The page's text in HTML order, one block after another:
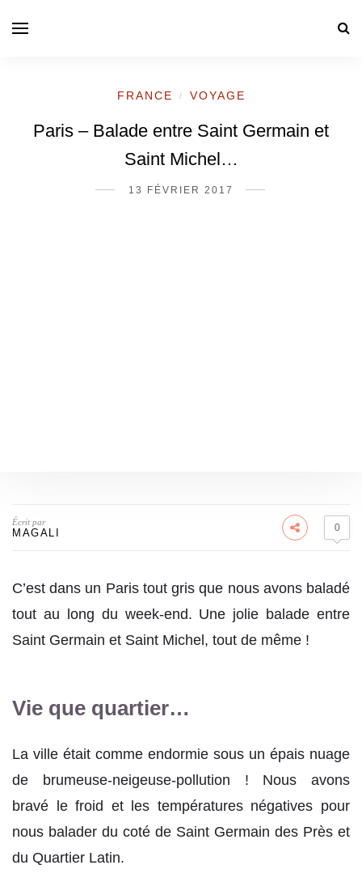
FRANCE / VOYAGE
Paris – Balade entre Saint Germain et
Saint Michel…
13 FÉVRIER 2017
Écrit par
MAGALI 0
C’est dans un Paris tout gris que nous avons baladé
tout au long du week-end. Une jolie balade entre
Saint Germain et Saint Michel, tout de même !
Vie que quartier…
La ville était comme endormie sous un épais nuage
de brumeuse-neigeuse-pollution ! Nous avons
bravé le froid et les températures négatives pour
nous balader du coté de Saint Germain des Près et
du Quartier Latin.